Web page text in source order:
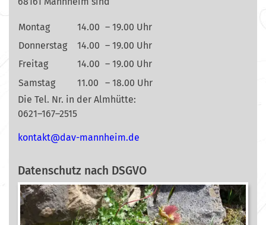
Montag 14.00 – 19.00 Uhr
Donnerstag
14.00 – 19.00 Uhr
Freitag
14.00 – 19.00 Uhr
Samstag
11.00
– 18.00 Uhr
Die Tel. Nr. in der Almhütte:
0621–167–2515
ed.mi
ehnna
m-vad
@tkat
nok
Datenschutz nach DSGVO